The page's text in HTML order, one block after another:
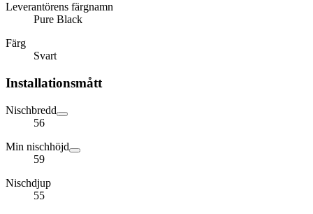
Leverantörens färgnamn
Pure Black
Färg
Svart
Installationsmått
Nischbredd
56
Min nischhöjd
59
Nischdjup
55